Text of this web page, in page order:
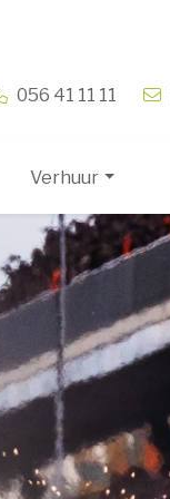
056 41 11 11
Verhuur